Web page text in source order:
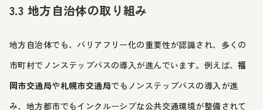
3.3 地方自治体の取り組み
地方自治体でも、バリアフリー化の重要性が認識され、多くの
市町村でノンステップバスの導入が進んでいます。例えば、福
岡市交通局や札幌市交通局でもノンステップバスの導入が進
み、地方都市でもインクルーシブな公共交通環境が整備されて